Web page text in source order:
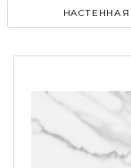
НАСТЕННАЯ